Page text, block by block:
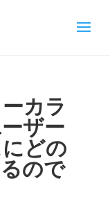
カラ
ザー
どの
ので